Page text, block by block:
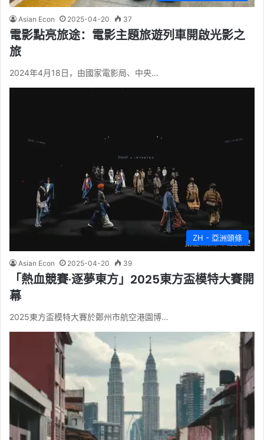
Asian Econ 2025-04-20 37
電影點亮旅途：電影主題旅遊列車開啟光影之
旅
2024年4月18日，由國家電影局、中央…
ZH - 亞洲頭條
Asian Econ 2025-04-20 39
「熱血競賽·逐夢東方」2025東方盃模特大賽開
幕
2025東方盃模特大賽於鄭州市航空港園博…